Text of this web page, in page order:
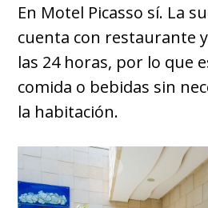
En Motel Picasso sí. La
cuenta con restaurante
las 24 horas, por lo que
comida o bebidas sin
la habitación.